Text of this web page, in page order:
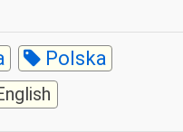
Polska